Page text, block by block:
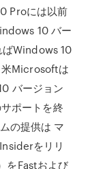
Proには以前
10 バー
ばWindows 10
米Microsoftは
バージョン
ポートを終
の提供は マ
をリリ
をFastおよび